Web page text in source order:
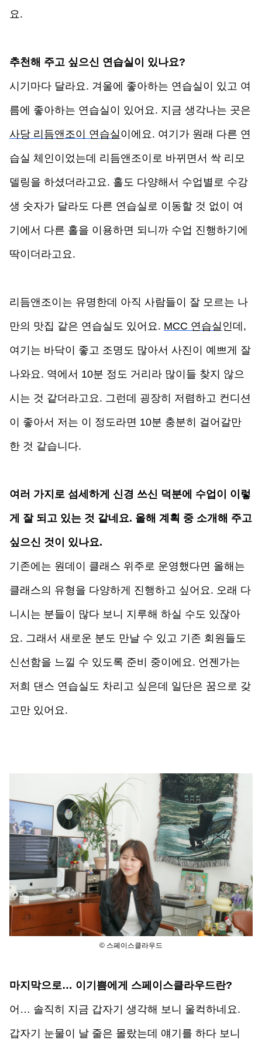
요.
추천해 주고 싶으신 연습실이 있나요?
시기마다 달라요. 겨울에 좋아하는 연습실이 있고 여
사당 리듬앤조이 연습실이에요. 여기가 원래 다른 연
습실 체인이었는데 리듬앤조이로 바뀌면서 싹 리모
델링을 하셨더라고요. 홀도 다양해서 수업별로 수강
생 숫자가 달라도 다른 연습실로 이동할 것 없이 여
기에서 다른 홀을 이용하면 되니까 수업 진행하기에
딱이더라고요.
리듬앤조이는 유명한데 아직 사람들이 잘 모르는 나
만의 맛집 같은 연습실도 있어요. MCC 연습실 인데,
여기는 바닥이 좋고 조명도 많아서 사진이 예쁘게 잘
나와요. 역에서 10분 정도 거리라 많이들 찾지 않으
시는 것 같더라고요. 그런데 굉장히 저렴하고 컨디션
이 좋아서 저는 이 정도라면 10분 충분히 걸어갈만
한 것 같습니다.
여러 가지로 섬세하게 신경 쓰신 덕분에 수업이 이렇
게 잘 되고 있는 것 같네요. 올해 계획 중 소개해 주고
싶으신 것이 있나요.
기존에는 원데이 클래스 위주로 운영했다면 올해는
클래스의 유형을 다양하게 진행하고 싶어요. 오래 다
니시는 분들이 많다 보니 지루해 하실 수도 있잖아
요. 그래서 새로운 분도 만날 수 있고 기존 회원들도
신선함을 느낄 수 있도록 준비 중이에요. 언젠가는
저희 댄스 연습실도 차리고 싶은데 일단은 꿈으로 갖
고만 있어요.
© 스페이스클라우드
마지막으로… 이기쁨에게 스페이스클라우드란?
어… 솔직히 지금 갑자기 생각해 보니 울컥하네요.
갑자기 눈물이 날 줄은 몰랐는데 얘기를 하다 보니